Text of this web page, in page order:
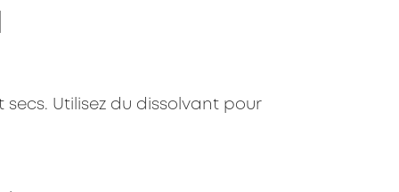
Utilisez du dissolvant pour